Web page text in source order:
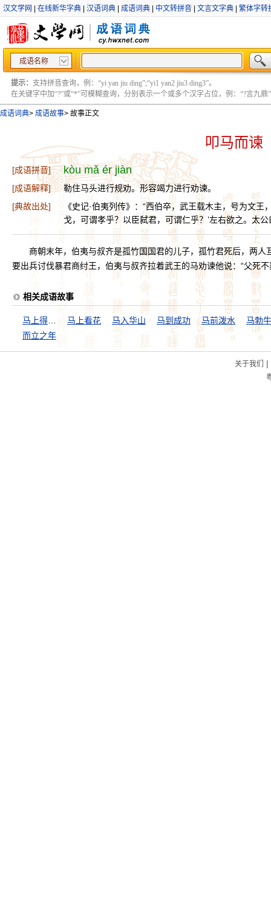
汉文学网 在线新华字典 汉语词典 成语词典 中文转拼音 文言文字典 繁体字转
成语名称
提示： 支持拼音查询，例：“yi yan jiu ding”;“yi1 yan2 jiu3 ding3”。
在关键字中加“?”或“*”可模糊查询，分别表示一个或多个汉字占位，例：“?言九鼎”
成语词典> 成语故事> 故事正文
叩马而谏
[成语拼音] kòu mǎ ér jiàn
[成语解释]
勒住马头进行规劝。形容竭力进行劝谏。
[典故出处]
《史记·伯夷列传》：“西伯卒，武王载木主，号为文王
戈，可谓孝乎？以臣弑君，可谓仁乎？’左右欲之。太公
商朝末年，伯夷与叔齐是孤竹国国君的儿子，孤竹君死后，两
要出兵讨伐暴君商纣王，伯夷与叔齐拉着武王的马劝谏他说：“父死
相关成语故事
马上看花 马入华山 马到成功 马前泼水
马勃
而立之年
关于我们 |